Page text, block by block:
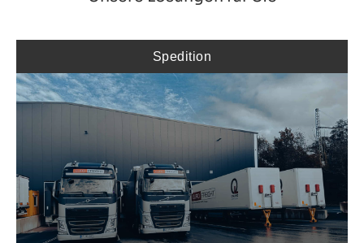
Spedition